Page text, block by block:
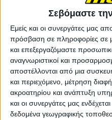
Σεβόμαστε
Εμείς και οι συνεργάτες μας
πρόσβαση σε πληροφορίες σε
και επεξεργαζόμαστε
αναγνωριστικοί και
αποστέλλονται από μια συσκευή
και περιεχόμενο, μέτρηση
ακροατηρίου και ανάπτυξη
και οι συνεργάτες μας
δεδομένα γεωγραφικής